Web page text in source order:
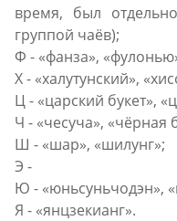
время, был
группой чаёв);
Ф - «фанза»,
Х - «халутунский»,
Ц - «царский букет»,
Ч - «чесуча», «чёрная
Ш - «шар», «шилунг»;
Э -
Ю - «юньсуньчодэн»,
Я - «янцзекианг».